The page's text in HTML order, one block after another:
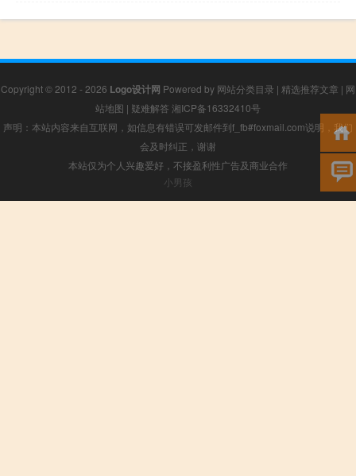
Copyright © 2012 - 2026 Logo设计网 Powered by 网站分类目录 | 精选推荐文章 | 网
站地图 | 疑难解答 湘ICP备16332410号
声明：本站内容来自互联网，如信息有错误可发邮件到f_fb#foxmail.com说明，我们
会及时纠正，谢谢
本站仅为个人兴趣爱好，不接盈利性广告及商业合作
小男孩